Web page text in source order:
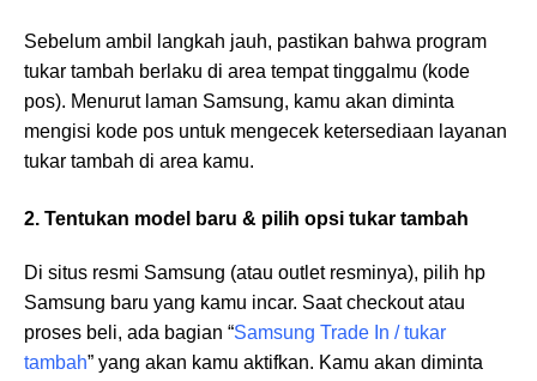
Sebelum ambil langkah jauh, pastikan bahwa program
tukar tambah berlaku di area tempat tinggalmu (kode
pos). Menurut laman Samsung, kamu akan diminta
mengisi kode pos untuk mengecek ketersediaan layanan
tukar tambah di area kamu.
2. Tentukan model baru & pilih opsi tukar tambah
Di situs resmi Samsung (atau outlet resminya), pilih hp
Samsung baru yang kamu incar. Saat checkout atau
proses beli, ada bagian “Samsung Trade In / tukar
tambah” yang akan kamu aktifkan. Kamu akan diminta